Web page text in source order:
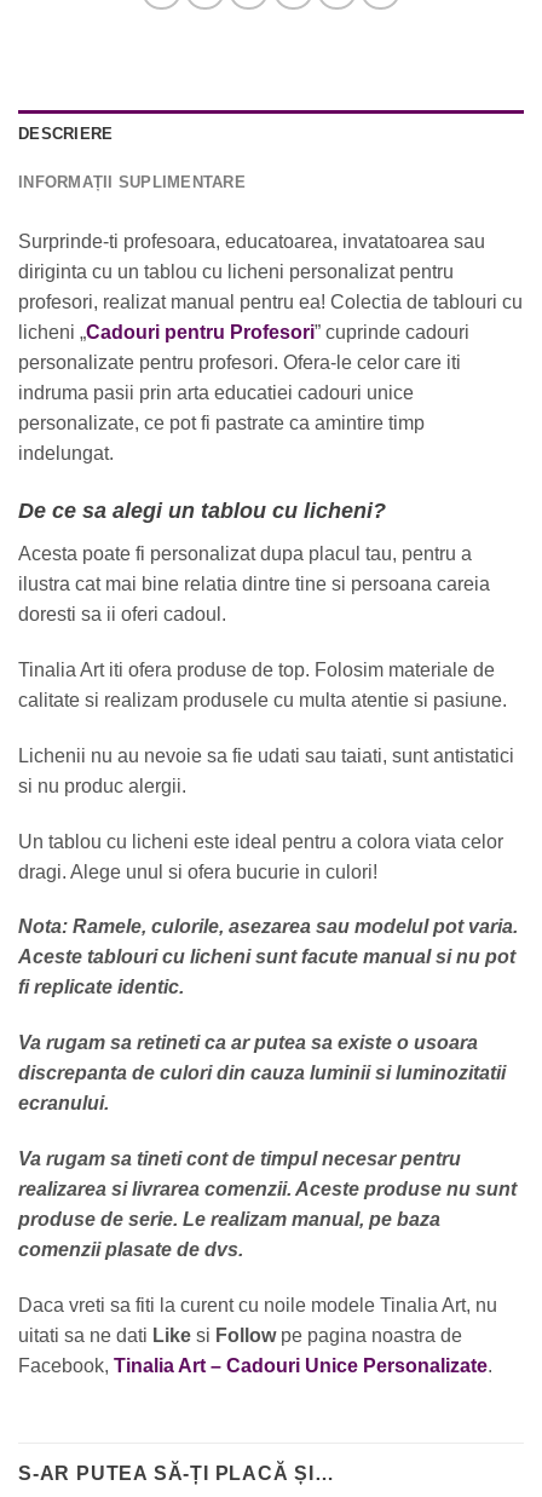
DESCRIERE
INFORMAȚII SUPLIMENTARE
Surprinde-ti profesoara, educatoarea, invatatoarea sau
diriginta cu un tablou cu licheni personalizat pentru
profesori, realizat manual pentru ea! Colectia de tablouri cu
licheni „Cadouri pentru Profesori” cuprinde cadouri
personalizate pentru profesori. Ofera-le celor care iti
indruma pasii prin arta educatiei cadouri unice
personalizate, ce pot fi pastrate ca amintire timp
indelungat.
De ce sa alegi un tablou cu licheni?
Acesta poate fi personalizat dupa placul tau, pentru a
ilustra cat mai bine relatia dintre tine si persoana careia
doresti sa ii oferi cadoul.
Tinalia Art iti ofera produse de top. Folosim materiale de
calitate si realizam produsele cu multa atentie si pasiune.
Lichenii nu au nevoie sa fie udati sau taiati, sunt antistatici
si nu produc alergii.
Un tablou cu licheni este ideal pentru a colora viata celor
dragi. Alege unul si ofera bucurie in culori!
Nota: Ramele, culorile, asezarea sau modelul pot varia.
Aceste tablouri cu licheni sunt facute manual si nu pot
fi replicate identic.
Va rugam sa retineti ca ar putea sa existe o usoara
discrepanta de culori din cauza luminii si luminozitatii
ecranului.
Va rugam sa tineti cont de timpul necesar pentru
realizarea si livrarea comenzii. Aceste produse nu sunt
produse de serie. Le realizam manual, pe baza
comenzii plasate de dvs.
Daca vreti sa fiti la curent cu noile modele Tinalia Art, nu
uitati sa ne dati Like si Followpe pagina noastra de
Facebook, Tinalia Art – Cadouri Unice Personalizate.
S-AR PUTEA SĂ-ȚI PLACĂ ȘI…